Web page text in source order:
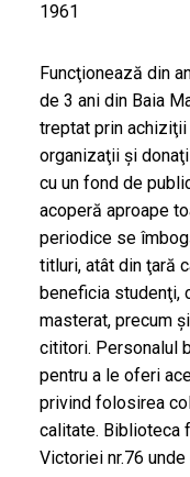
1961
Funcţionează din
de 3 ani din Baia
treptat prin
organizaţii şi
cu un fond de
acoperă aproape
periodice se
titluri, atât din ţară
beneficia studenţi,
masterat, precum
cititori. Personalul
pentru a le oferi
privind folosirea
calitate. Biblioteca
Victoriei nr.76